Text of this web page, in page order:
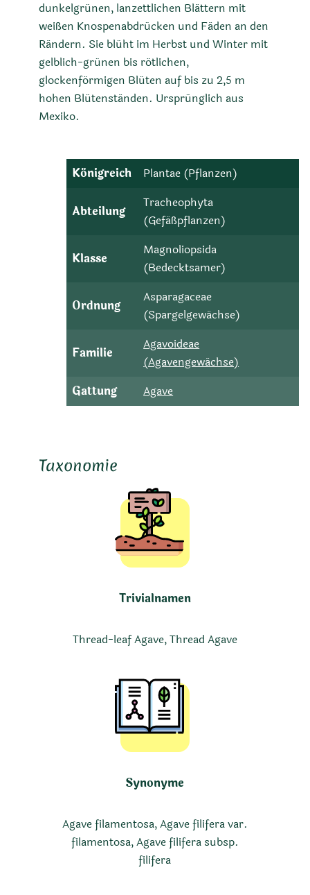
dunkelgrünen, lanzettlichen Blättern mit
weißen Knospenabdrücken und Fäden an den
Rändern. Sie blüht im Herbst und Winter mit
gelblich-grünen bis rötlichen,
glockenförmigen Blüten auf bis zu 2,5 m
hohen Blütenständen. Ursprünglich aus
Mexiko.
Königreich Plantae (Pflanzen)
Abteilung
Tracheophyta
(Gefäßpflanzen)
Klasse
Magnoliopsida
(Bedecktsamer)
Ordnung
Asparagaceae
(Spargelgewächse)
Familie
Agavoideae
(Agavengewächse)
Gattung
Agave
Taxonomie
Trivialnamen
Thread-leaf Agave, Thread Agave
Synonyme
Agave filamentosa, Agave filifera var.
filamentosa, Agave filifera subsp.
filifera